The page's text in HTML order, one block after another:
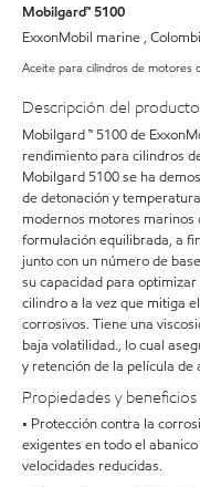
Mobilgard™ 5100
ExxonMobil marine ,
Aceite para cilindros de motores
Descripción del producto
Mobilgard ™ 5100 de
rendimiento para cilindros
Mobilgard 5100 se ha
de detonación y
modernos motores marinos
formulación equilibrada, a
junto con un número de
su capacidad para
cilindro a la vez que mitiga
corrosivos. Tiene una
baja volatilidad., lo cual
y retención de la película de
Propiedades y beneficios
• Protección contra la
exigentes en todo el
velocidades reducidas.